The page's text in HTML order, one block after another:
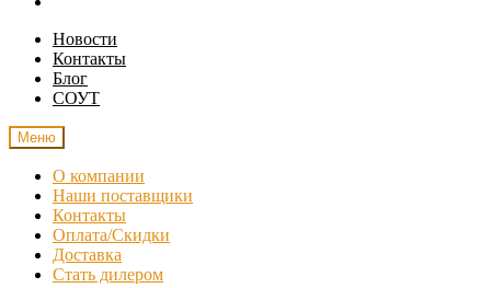
Новости
Контакты
Блог
СОУТ
Меню
О компании
Наши поставщики
Контакты
Оплата/Скидки
Доставка
Стать дилером